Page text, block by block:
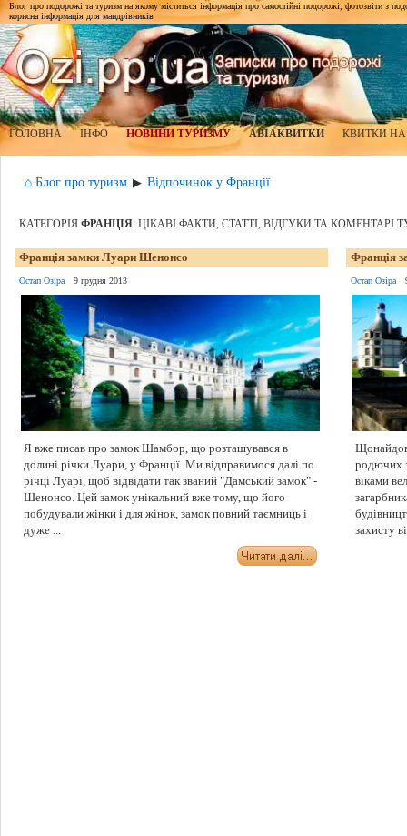
Блог про подорожі та туризм на якому міститься інформація про самостійні подорожі, фотозвіти з
корисна інформація для мандрівників
ГОЛОВНА ІНФО НОВИНИ ТУРИЗМУ АВІАКВИТКИ КВИТКИ
⌂ Блог про туризм ▶ Відпочинок у Франції
КАТЕГОРІЯ ФРАНЦІЯ: ЦІКАВІ ФАКТИ, СТАТТІ, ВІДГУКИ ТА КОМЕНТАРІ
Франція замки Луари Шенонсо
Остап Озіра 9 грудня 2013
Я вже писав про замок Шамбор, що розташувався в
долині річки Луари, у Франції. Ми відправимося далі по
річці Луарі, щоб відвідати так званий "Дамський замок" -
Шенонсо. Цей замок унікальний вже тому, що його
побудували жінки і для жінок, замок повний таємниць і
дуже ...
Франція
Остап Озіра
родючих
віками
захисту